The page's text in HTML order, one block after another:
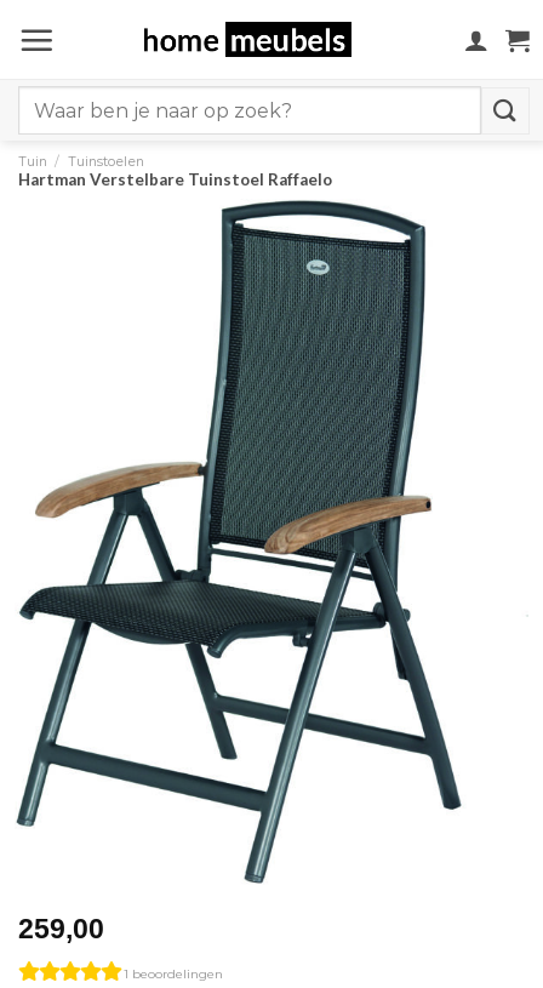
naar
for:
Tuin / Tuinstoelen
Hartman Verstelbare Tuinstoel Raffaelo
259,00
1 beoordelingen